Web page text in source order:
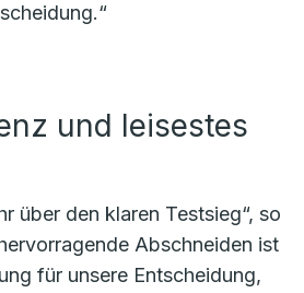
und leisestes
über den klaren Testsieg“, so
Abschneiden ist
für unsere Entscheidung,